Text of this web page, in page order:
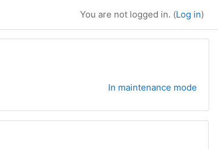
You are not logged in. (Log in)
In maintenance mode